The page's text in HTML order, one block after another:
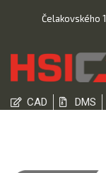
Čelakovského
CAD DMS